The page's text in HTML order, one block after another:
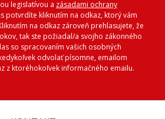
legislatívou a zásadami ochrany
potvrdíte kliknutím na odkaz, ktorý vám
na odkaz zároveň prehlasujete, že
tak ste požiadal/a svojho zákonného
so spracovaním vašich osobných
odvolať písomne, emailom
z ktoréhokoľvek informačného emailu.